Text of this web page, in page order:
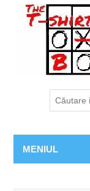
MENIUL